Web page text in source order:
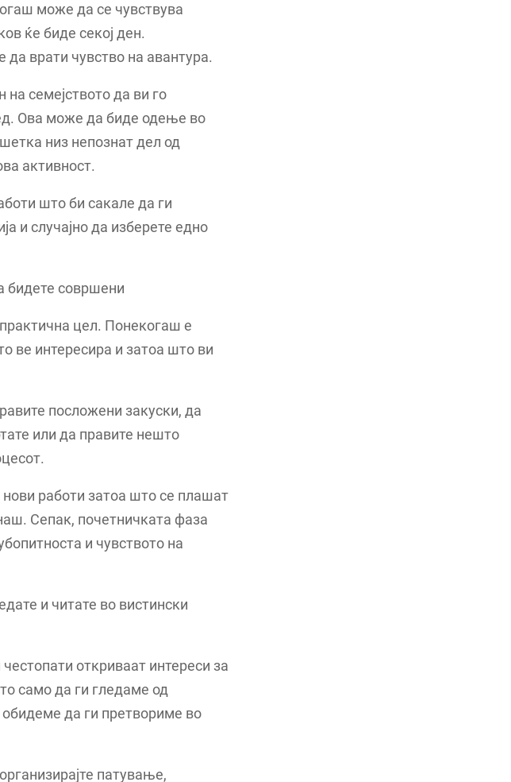
може да се чувствува
ќе биде секој ден.
врати чувство на авантура.
семејството да ви го
Ова може да биде одење во
низ непознат дел од
активност.
што би сакале да ги
и случајно да изберете едно
бидете совршени
цел. Понекогаш е
ве интересира и затоа што ви
посложени закуски, да
или да правите нешто
работи затоа што се плашат
Сепак, почетничката фаза
и чувството на
и читате во вистински
откриваат интереси за
само да ги гледаме од
да ги претвориме во
патување,